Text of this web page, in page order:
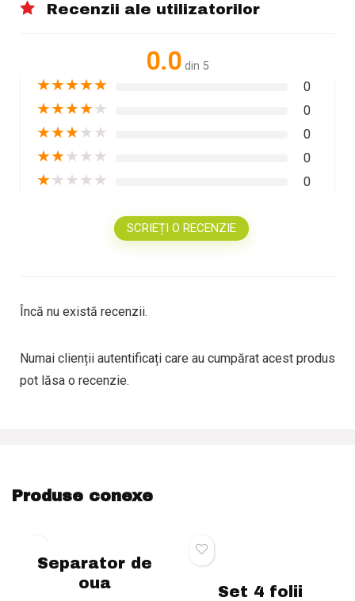
Recenzii ale utilizatorilor
0.0 din 5
★★★★★ 0
★★★★★ 0
★★★★★ 0
★★★★★ 0
★★★★★ 0
SCRIEȚI O RECENZIE
Încă nu există recenzii.
Numai clienții autentificați care au cumpărat acest produs
pot lăsa o recenzie.
Produse conexe
Separator de
oua
Set 4 folii